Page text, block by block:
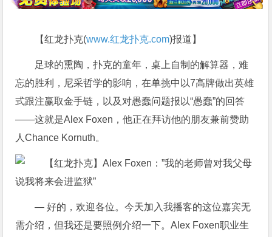
【红龙扑克(www.红龙扑克.com)报道】
足球的熏陶，扑克的童年，桌上自制的解算器，难
忘的胜利，尼采哲学的影响，在单挑中以7高牌做出英雄
式跟注赢取金手链，以及对愚蠢问题报以“愚蠢”的回答
——这就是Alex Foxen，他正在拜访他的朋友兼前赞助
人Chance Kornuth。
— 好的，欢迎各位。今天加入我播客的这位嘉宾无
需介绍，但我还是要照例介绍一下。Alex Foxen职业生